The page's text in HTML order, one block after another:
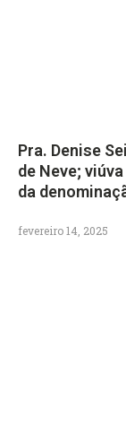
Pra. Denise
de Neve;
da
fevereiro 14, 2025